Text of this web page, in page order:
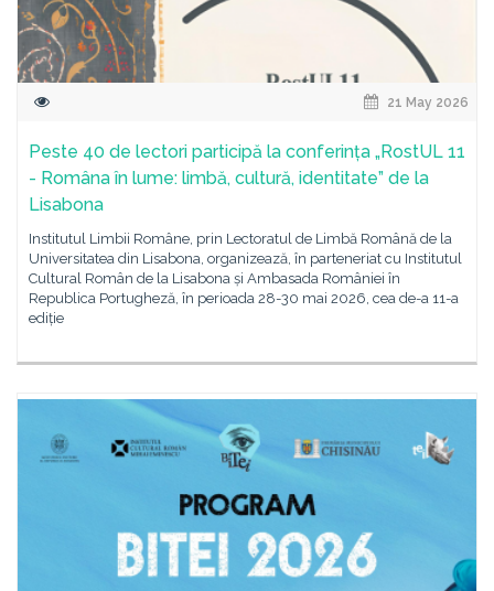
21 May 2026
Peste 40 de lectori participă la conferința „RostUL 11
- Româna în lume: limbă, cultură, identitate” de la
Lisabona
Institutul Limbii Române, prin Lectoratul de Limbă Română de la
Universitatea din Lisabona, organizează, în parteneriat cu Institutul
Cultural Român de la Lisabona și Ambasada României în
Republica Portugheză, în perioada 28-30 mai 2026, cea de-a 11-a
ediție